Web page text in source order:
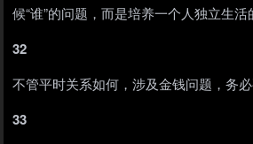
候“谁”的问题，而是培养一个人独立生活
32
不管平时关系如何，涉及金钱问题，务必
33